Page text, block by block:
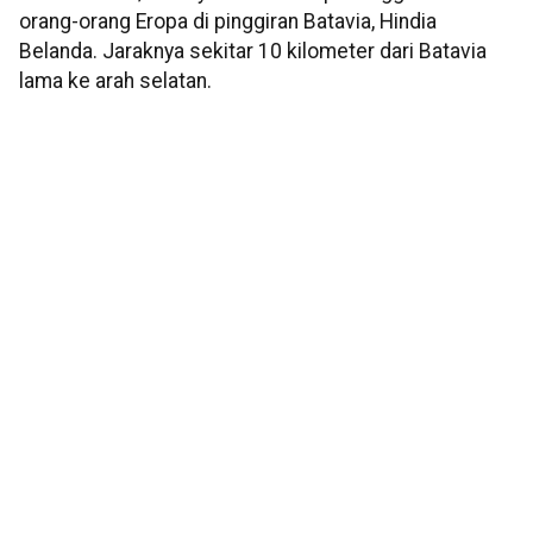
orang-orang Eropa di pinggiran Batavia, Hindia
Belanda. Jaraknya sekitar 10 kilometer dari Batavia
lama ke arah selatan.